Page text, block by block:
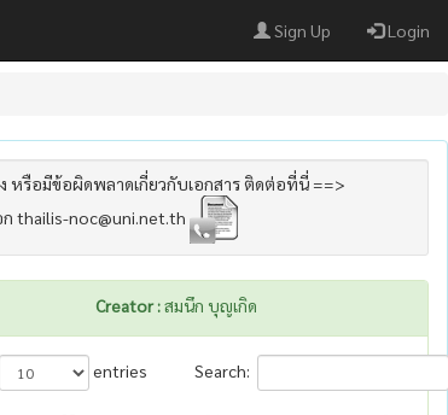
Sign Up Login
หรือมีข้อผิดพลาดเกี่ยวกับเอกสาร ติดต่อที่นี่ ==>
thailis-noc@uni.net.th
Creator :สมนึก บุญเกิด
entries Search: